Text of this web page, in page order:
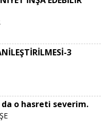
3
o hasreti severim.